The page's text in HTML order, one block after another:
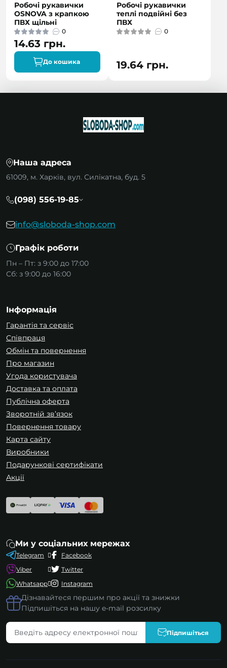
Робочі рукавички
OSNOVA з крапкою
ПВХ щільні
0
14.63 грн.
До кошика
Робочі рукавички
теплі подвійні без
ПВХ
0
19.64 грн.
Наша адреса
61009, м. Харків, вул. Силікатна, буд. 5
(098) 556-19-85
info@sloboda-shop.com
Графік роботи
Пн – Пт: з 9:00 до 17:00
Сб: з 9:00 до 16:00
Інформація
Гарантія та сервіс
Співпраця
Обмін та повернення
Про магазин
Угода користувача
Доставка та оплата
Публічна оферта
Зворотній зв’язок
Повернення товару
Карта сайту
Виробники
Подарункові сертифікати
Акції
Ми у соціальних мережах
Telegram
Viber
Whatsapp
Facebook
Twitter
Instagram
Дізнавайтеся першим про акції та знижки
Підпишіться на нашу e-mail розсилку
Підпишіться